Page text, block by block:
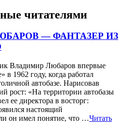
читателями
— ФАНТАЗЕР ИЗ
Владимир Любаров впервые
в 1962 году, когда работал
автобазе. Нарисовав
рост: «На территории автобазы
ее директора в восторг:
настоящий
он имел понятие, что …Читать